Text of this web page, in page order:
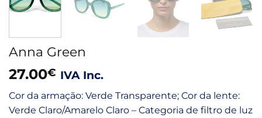
Anna Green
27.00€ IVA Inc.
Cor da armação: Verde Transparente; Cor da lente:
Verde Claro/Amarelo Claro – Categoria de filtro de luz